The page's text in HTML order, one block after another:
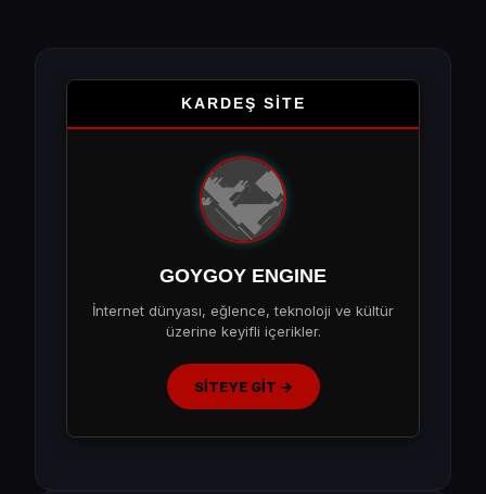
KARDEŞ SİTE
GOYGOY ENGINE
İnternet dünyası, eğlence, teknoloji ve kültür
üzerine keyifli içerikler.
SİTEYE GİT →